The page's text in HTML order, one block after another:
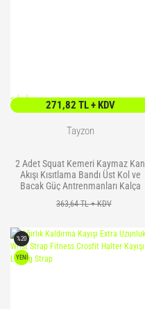
</> />
271,82 TL + KDV
Tayzon
2 Adet Squat Kemeri Kaymaz Kan
Akışı Kısıtlama Bandı Üst Kol ve
Bacak Güç Antrenmanları Kalça
363,64 TL + KDV
%20
YENİ